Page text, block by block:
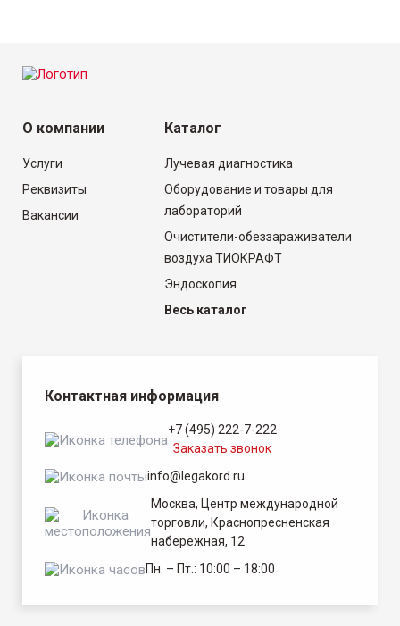
Каталог
Лучевая диагностика
Оборудование и товары для
лабораторий
Очистители-обеззараживатели
воздуха ТИОКРАФТ
Эндоскопия
Весь каталог
О компании
Услуги
Реквизиты
Вакансии
Контактная информация
+7 (495) 222-7-222
Заказать звонок
info@legakord.ru
Москва, Центр международной
торговли, Краснопресненская
набережная, 12
Пн. – Пт.: 10:00 – 18:00